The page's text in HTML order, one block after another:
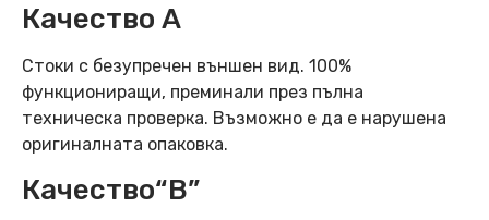
Качество А
Стоки с безупречен външен вид. 100%
функциониращи, преминали през пълна
техническа проверка. Възможно е да е нарушена
оригиналната опаковка.
Качество“B”